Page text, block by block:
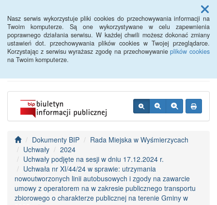
Nasz serwis wykorzystuje pliki cookies do przechowywania informacji na
Twoim komputerze. Są one wykorzystywane w celu zapewnienia
poprawnego działania serwisu. W każdej chwili możesz dokonać zmiany
ustawień dot. przechowywania plików cookies w Twojej przeglądarce.
Korzystając z serwisu wyrażasz zgodę na przechowywanieplików cookies
na Twoim komputerze.
Menu
BIP - Urząd Miejski
Wyśmierzyce
Dokumenty BIP
Rada Miejska w Wyśmierzycach
Uchwały
2024
Uchwały podjęte na sesji w dniu 17.12.2024 r.
Uchwała nr XI/44/24 w sprawie: utrzymania
nowoutworzonych linii autobusowych i zgody na zawarcie
umowy z operatorem na w zakresie publicznego transportu
zbiorowego o charakterze publicznej na terenie Gminy w